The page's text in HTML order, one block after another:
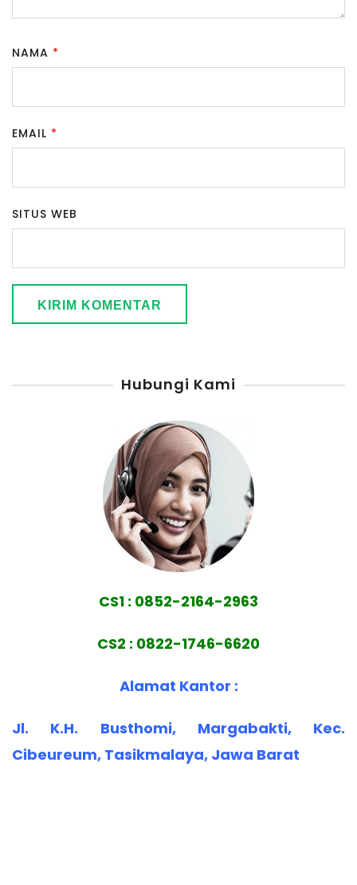
NAMA *
EMAIL *
SITUS WEB
Hubungi Kami
CS1 : 0852-2164-2963
CS2 : 0822-1746-6620
Alamat Kantor :
Jl. K.H. Busthomi, Margabakti, Kec.
Cibeureum, Tasikmalaya, Jawa Barat